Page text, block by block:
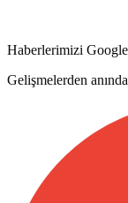
Haberlerimizi
Gelişmelerden